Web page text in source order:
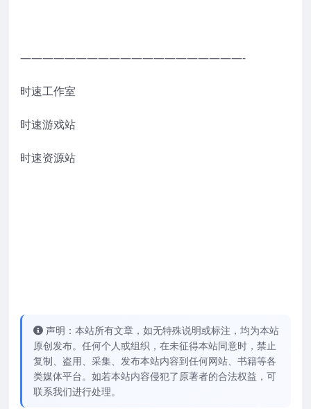
————————————————————-
时速工作室
时速游戏站
时速资源站
声明：本站所有文章，如无特殊说明或标注，均为本站
原创发布。任何个人或组织，在未征得本站同意时，禁止
复制、盗用、采集、发布本站内容到任何网站、书籍等各
类媒体平台。如若本站内容侵犯了原著者的合法权益，可
联系我们进行处理。